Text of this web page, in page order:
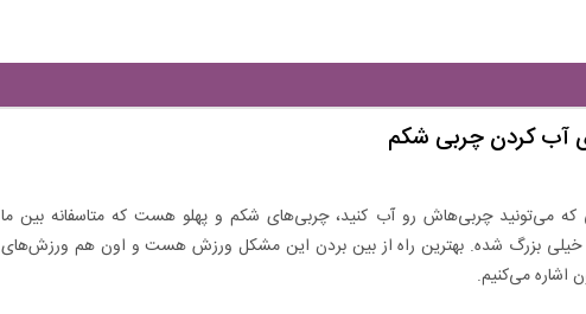
می‌تونید چربی‌هاش رو آب کنید، چربی‌های شکم و پهلو هست که متاسفانه بین ما
خیلی بزرگ شده. بهترین راه از بین بردن این مشکل ورزش هست و اون هم ورزش‌های
می‌کنیم.